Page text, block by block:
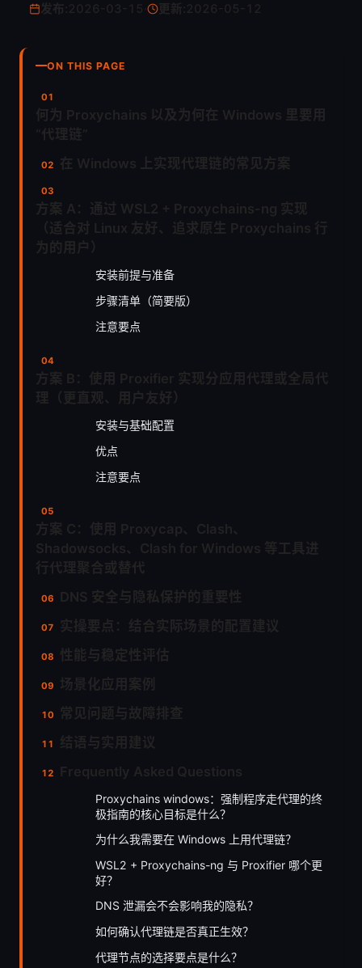
更新:
ON THIS PAGE
安装前提与准备
步骤清单（简要版）
注意要点
安装与基础配置
优点
注意要点
Proxychains windows：强制程序走代理的终
极指南的核心目标是什么？
为什么我需要在 Windows 上用代理链？
WSL2 + Proxychains-ng 与 Proxifier 哪个更
好？
DNS 泄漏会不会影响我的隐私？
如何确认代理链是否真正生效？
代理节点的选择要点是什么？